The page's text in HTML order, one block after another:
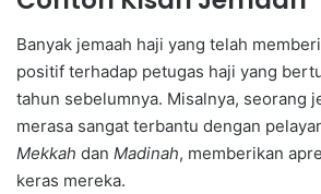
Banyak jemaah haji yang telah
positif terhadap petugas haji yang
tahun sebelumnya. Misalnya, seorang
merasa sangat terbantu dengan
Mekkah dan Madinah, memberikan
keras mereka.